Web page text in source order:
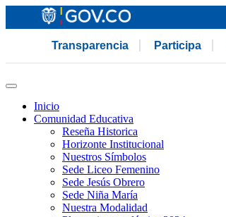
Transparencia Participa
Inicio
Comunidad Educativa
Reseña Historica
Horizonte Institucional
Nuestros Símbolos
Sede Liceo Femenino
Sede Jesús Obrero
Sede Niña María
Nuestra Modalidad